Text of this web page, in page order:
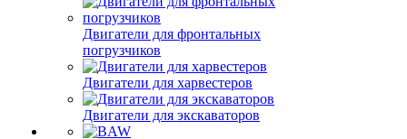
Двигатели для фронтальных
погрузчиков
Двигатели для харвестеров
Двигатели для экскаваторов